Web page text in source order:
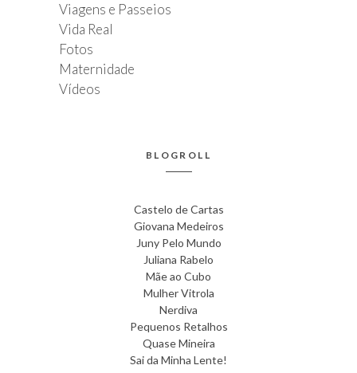
Viagens e Passeios
Vida Real
Fotos
Maternidade
Vídeos
BLOGROLL
Castelo de Cartas
Giovana Medeiros
Juny Pelo Mundo
Juliana Rabelo
Mãe ao Cubo
Mulher Vitrola
Nerdiva
Pequenos Retalhos
Quase Mineira
Sai da Minha Lente!